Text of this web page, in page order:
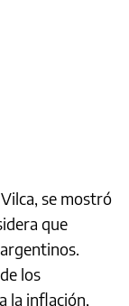
se mostró
que
los
la inflación,